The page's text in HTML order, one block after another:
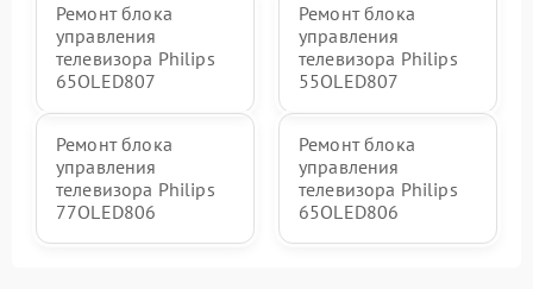
Ремонт блока
управления
телевизора Philips
65OLED807
Ремонт блока
управления
телевизора Philips
55OLED807
Ремонт блока
управления
телевизора Philips
77OLED806
Ремонт блока
управления
телевизора Philips
65OLED806